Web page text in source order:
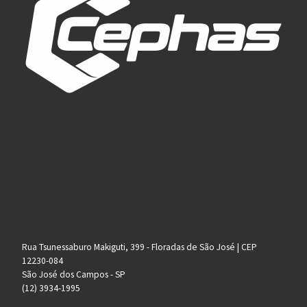
Rua Tsunessaburo Makiguti, 399 - Floradas de São José | CEP
12230-084
São José dos Campos - SP
(12) 3934-1995